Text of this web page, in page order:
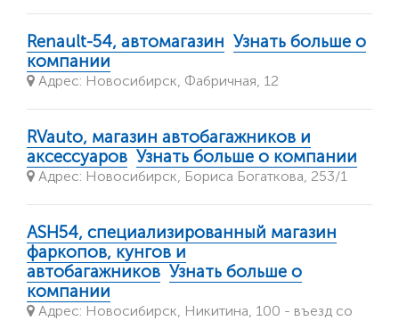
Renault-54, автомагазин Узнать больше о
компании
Адрес: Новосибирск, Фабричная, 12
RVauto, магазин автобагажников и
аксессуаров Узнать больше о компании
Адрес: Новосибирск, Бориса Богаткова, 253/1
АSH54, специализированный магазин
фаркопов, кунгов и
автобагажников Узнать больше о
компании
Адрес: Новосибирск, Никитина, 100 - въезд со